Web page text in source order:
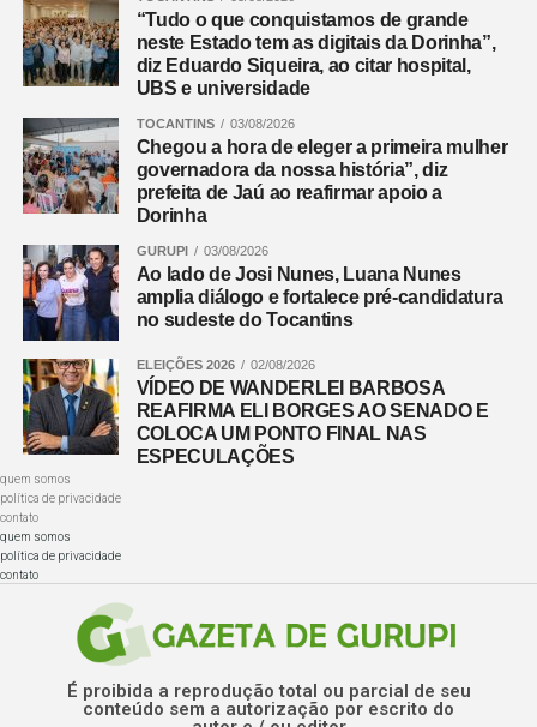
“Tudo o que conquistamos de grande
neste Estado tem as digitais da Dorinha”,
diz Eduardo Siqueira, ao citar hospital,
UBS e universidade
TOCANTINS 03/08/2026
Chegou a hora de eleger a primeira mulher
governadora da nossa história”, diz
prefeita de Jaú ao reafirmar apoio a
Dorinha
GURUPI 03/08/2026
Ao lado de Josi Nunes, Luana Nunes
amplia diálogo e fortalece pré-candidatura
no sudeste do Tocantins
ELEIÇÕES 2026 02/08/2026
VÍDEO DE WANDERLEI BARBOSA
REAFIRMA ELI BORGES AO SENADO E
COLOCA UM PONTO FINAL NAS
ESPECULAÇÕES
quem somos
política de privacidade
contato
quem somos
política de privacidade
contato
É proibida a reprodução total ou parcial de seu
conteúdo sem a autorização por escrito do